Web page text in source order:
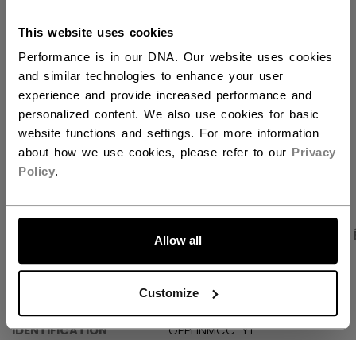
This website uses cookies
Performance is in our DNA. Our website uses cookies
and similar technologies to enhance your user
experience and provide increased performance and
personalized content. We also use cookies for basic
website functions and settings. For more information
about how we use cookies, please refer to our Privacy
Policy.
Allow all
Customize
ALLONS-Y !
TROUVER EN MAGASIN
Politique de livraison Retours gratuits
OUVRIR LES
PHOTOS DU PRODUIT CARACTÉRISTIQUES
CARACTÉRISTIQUES
IDENTIFICATION
GPPHNMCC-YT